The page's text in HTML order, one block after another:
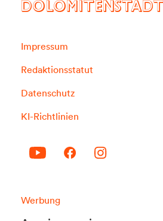
DOLOMITENSTADT
Impressum
Redaktionsstatut
Datenschutz
KI-Richtlinien
Werbung